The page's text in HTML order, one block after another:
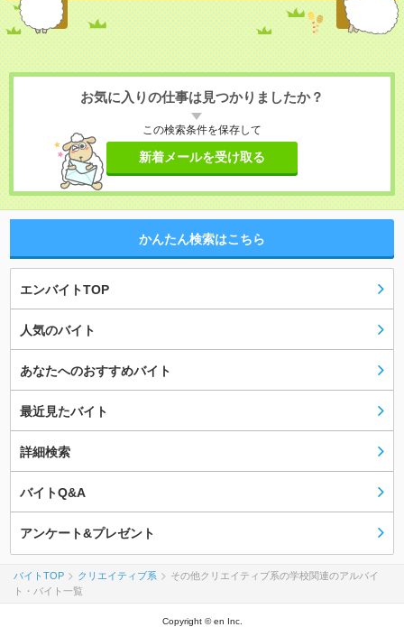
お気に入りの仕事は見つかりましたか？
この検索条件を保存して
新着メールを受け取る
かんたん検索はこちら
エンバイトTOP
人気のバイト
あなたへのおすすめバイト
最近見たバイト
詳細検索
バイトQ&A
アンケート&プレゼント
バイトTOP クリエイティブ系
その他クリエイティブ系の学校関連のアルバイ
ト・バイト一覧
Copyright © en Inc.